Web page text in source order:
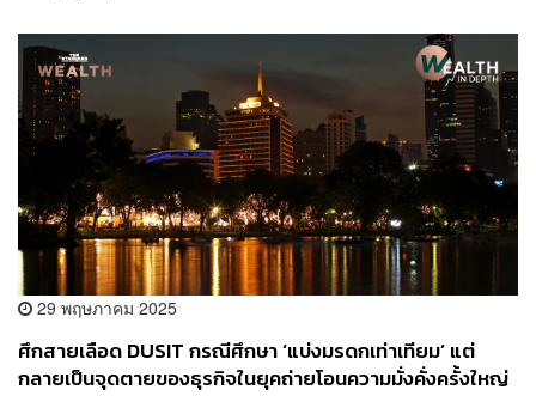
29 พฤษภาคม 2025
ศึกสายเลือด DUSIT กรณีศึกษา ‘แบ่งมรดกเท่าเทียม’ แต่
กลายเป็นจุดตายของธุรกิจในยุคถ่ายโอนความมั่งคั่งครั้งใหญ่